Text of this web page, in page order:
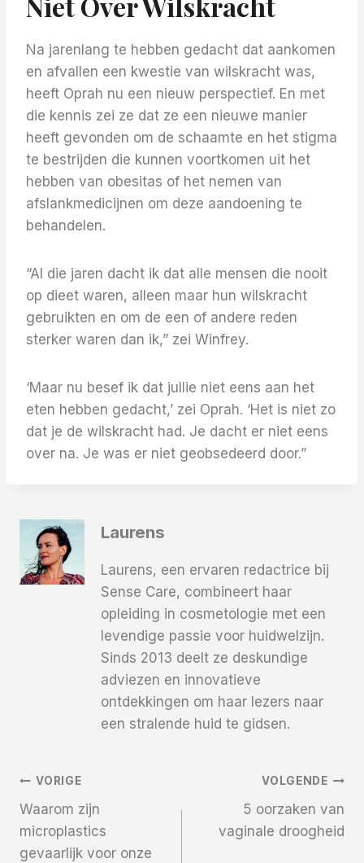
Na jarenlang te hebben gedacht dat aankomen
en afvallen een kwestie van wilskracht was,
heeft Oprah nu een nieuw perspectief. En met
die kennis zei ze dat ze een nieuwe manier
heeft gevonden om de schaamte en het stigma
te bestrijden die kunnen voortkomen uit het
hebben van obesitas of het nemen van
afslankmedicijnen om deze aandoening te
behandelen.
“Al die jaren dacht ik dat alle mensen die nooit
op dieet waren, alleen maar hun wilskracht
gebruikten en om de een of andere reden
sterker waren dan ik,” zei Winfrey.
‘Maar nu besef ik dat jullie niet eens aan het
eten hebben gedacht,’ zei Oprah. ‘Het is niet zo
dat je de wilskracht had. Je dacht er niet eens
over na. Je was er niet geobsedeerd door.”
Laurens
Laurens, een ervaren redactrice bij
Sense Care, combineert haar
opleiding in cosmetologie met een
levendige passie voor huidwelzijn.
Sinds 2013 deelt ze deskundige
adviezen en innovatieve
ontdekkingen om haar lezers naar
een stralende huid te gidsen.
Bericht
Navigatie
VORIGE
Waarom zijn
microplastics
gevaarlijk voor onze
VOLGENDE
5 oorzaken van
vaginale droogheid